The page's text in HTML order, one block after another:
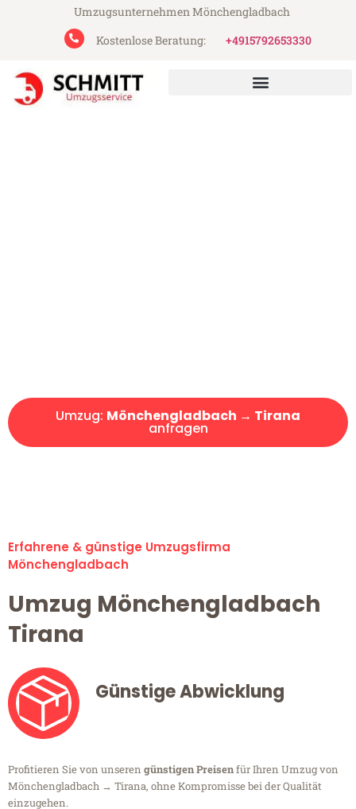
Umzugsunternehmen Mönchengladbach
Kostenlose Beratung:
+4915792653330
Umzug: Mönchengladbach → Tirana
anfragen
Erfahrene & günstige Umzugsfirma
Mönchengladbach
Umzug Mönchengladbach
Tirana
Günstige Abwicklung
Profitieren Sie von unseren günstigen Preisenfür Ihren Umzug von
Mönchengladbach → Tirana, ohne Kompromisse bei der Qualität
einzugehen.